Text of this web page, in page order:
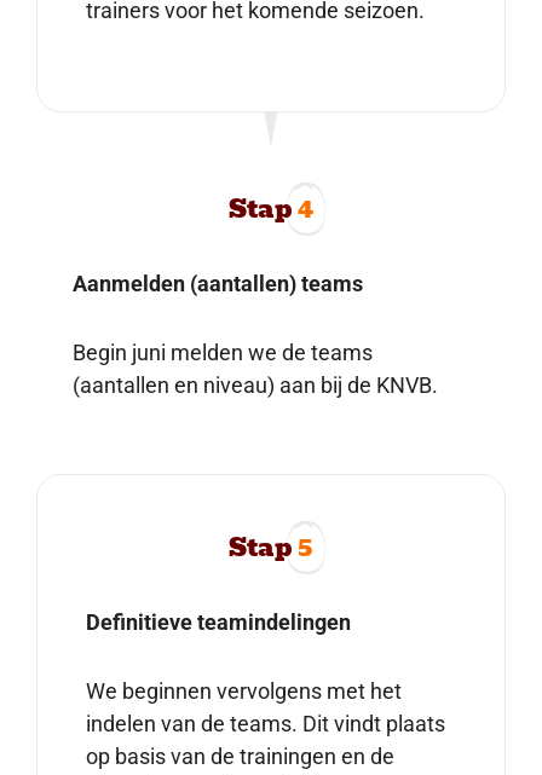
trainers voor het komende seizoen.
Stap4
Aanmelden (aantallen) teams
Begin juni melden we de teams
(aantallen en niveau) aan bij de KNVB.
Stap5
Definitieve teamindelingen
We beginnen vervolgens met het
indelen van de teams. Dit vindt plaats
op basis van de trainingen en de